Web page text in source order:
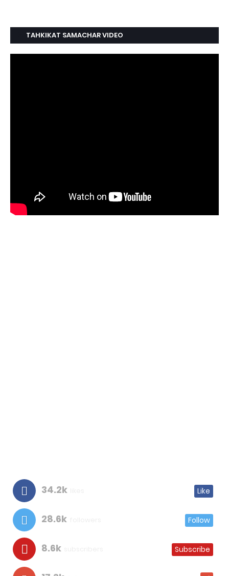
TAHKIKAT SAMACHAR VIDEO
34.2k Like
28.6k Follow
8.6k Subscribe